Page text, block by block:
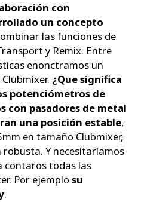
con
un concepto
las funciones de
y Remix. Entre
enonctramos un
¿Que significa
potenciómetros de
con pasadores de metal
una posición estable,
en tamaño Clubmixer,
Y necesitaríamos
contaros todas las
Por ejemplo su
.